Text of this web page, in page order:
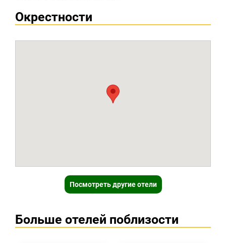
Окрестности
Посмотреть другие отели
Больше отелей поблизости